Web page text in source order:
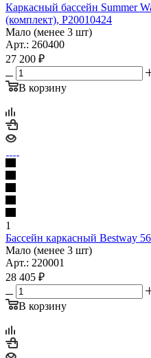
Каркасный бассейн Summer
(комплект), P20010424
Мало (менее 3 шт)
Арт.: 260400
27 200 ₽
В корзину
1
Бассейн каркасный Bestway
Мало (менее 3 шт)
Арт.: 220001
28 405 ₽
В корзину